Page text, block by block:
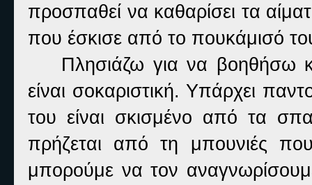
προσπαθεί να καθαρίσει τα
που έσκισε από το πουκάμισό
Πλησιάζω για να βοηθήσω
είναι σοκαριστική. Υπάρχει
του είναι σκισμένο από τα
πρήζεται από τη μπουνιές
μπορούμε να τον